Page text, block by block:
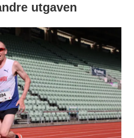
utgaven